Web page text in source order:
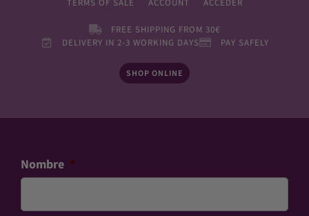
TERMS OF SALE ACCOUNT ACCEDER
FREE SHIPPING FROM 30€
DELIVERY IN 2-3 WORKING DAYS
PAY SAFELY
SHOP ONLINE
Nombre *